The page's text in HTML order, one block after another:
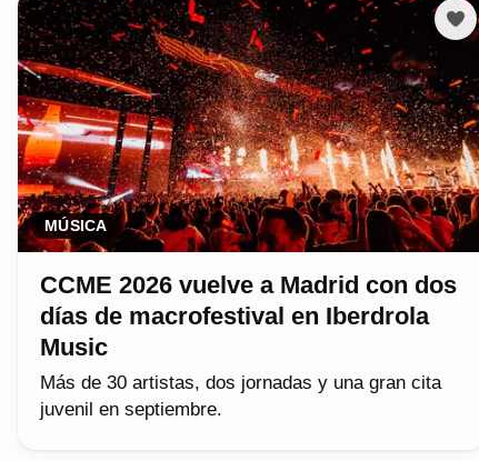
MÚSICA
CCME 2026 vuelve a Madrid con dos
días de macrofestival en Iberdrola
Music
Más de 30 artistas, dos jornadas y una gran cita
juvenil en septiembre.